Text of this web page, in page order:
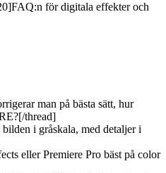
för digitala effekter och
man på bästa sätt, hur
thread]
i gråskala, med detaljer i
eller Premiere Pro bäst på color